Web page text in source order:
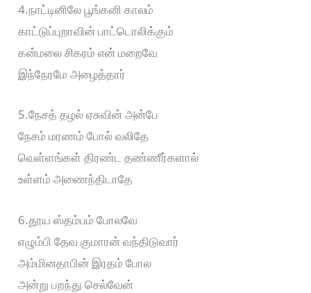
4.நாட்டினிலே பூங்கனி காலம்
காட்டுப்புறாவின் பாட்டொலிக்கும்
கன்மலை சிகரம் என் மறைவே
இந்நேரமே அழைத்தார்
5.நேசத் தழல் ஏசுவின் அன்பே
நேசம் மரணம் போல் வலிதே
வெள்ளங்கள் திரண்ட தண்ணீர்களால்
உள்ளம் அணைந்திடாதே
6.தூய ஸ்தம்பம் போலவே
எழும்பி தேவ குமாரன் வந்திடுவார்
அம்மினதாபின் இரதம் போல
அன்று பறந்து செல்வேன்